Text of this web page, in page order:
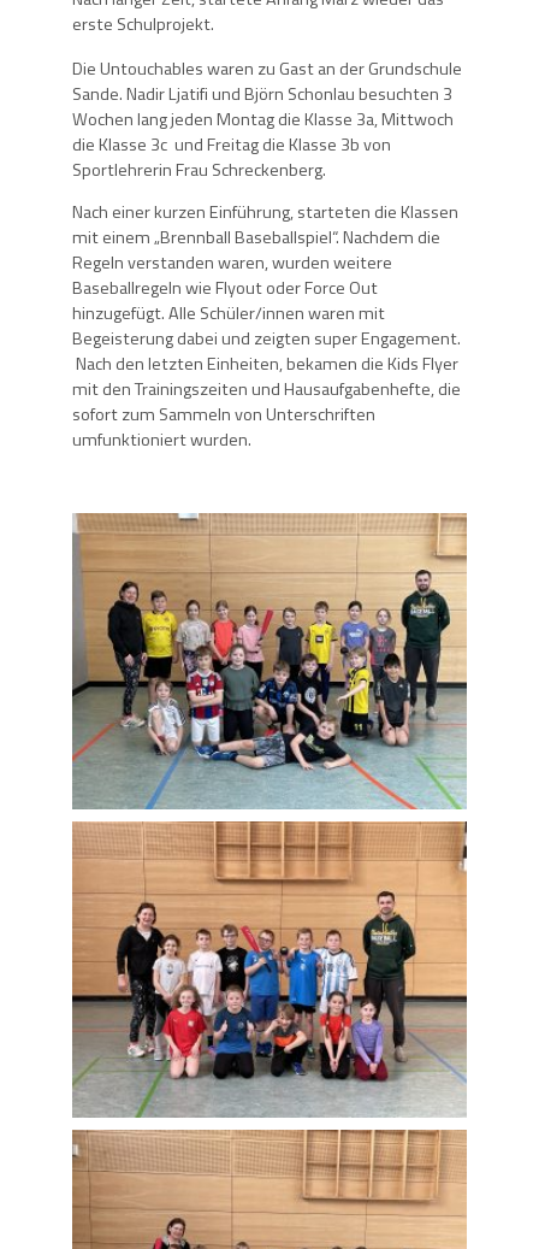
erste Schulprojekt.
Die Untouchables waren zu Gast an der Grundschule
Sande. Nadir Ljatifi und Björn Schonlau besuchten 3
Wochen lang jeden Montag die Klasse 3a, Mittwoch
die Klasse 3c und Freitag die Klasse 3b von
Sportlehrerin Frau Schreckenberg.
Nach einer kurzen Einführung, starteten die Klassen
mit einem „Brennball Baseballspiel“. Nachdem die
Regeln verstanden waren, wurden weitere
Baseballregeln wie Flyout oder Force Out
hinzugefügt. Alle Schüler/innen waren mit
Begeisterung dabei und zeigten super Engagement.
Nach den letzten Einheiten, bekamen die Kids Flyer
mit den Trainingszeiten und Hausaufgabenhefte, die
sofort zum Sammeln von Unterschriften
umfunktioniert wurden.